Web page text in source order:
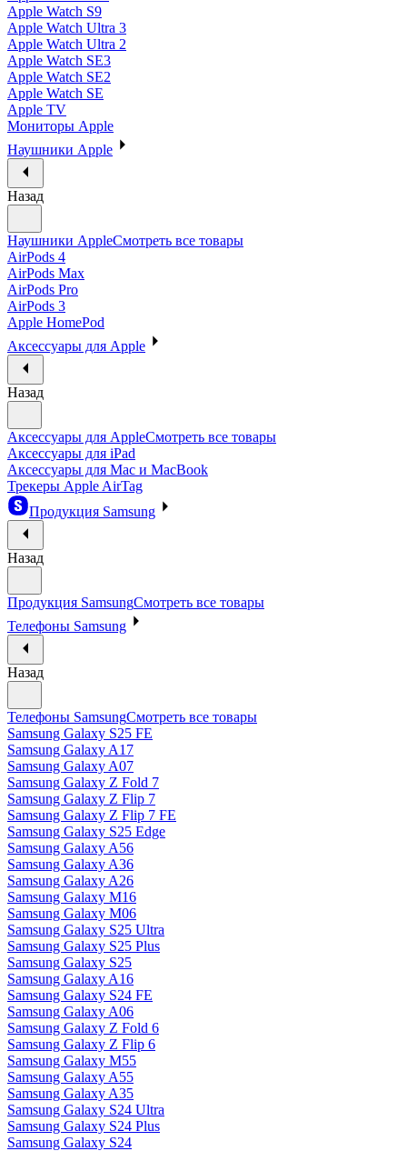
Apple Watch S9
Apple Watch Ultra 3
Apple Watch Ultra 2
Apple Watch SE3
Apple Watch SE2
Apple Watch SE
Apple TV
Мониторы Apple
Наушники Apple
Назад
Наушники AppleСмотреть все товары
AirPods 4
AirPods Max
AirPods Pro
AirPods 3
Apple HomePod
Аксессуары для Apple
Назад
Аксессуары для AppleСмотреть все товары
Аксессуары для iPad
Аксессуары для Mac и MacBook
Трекеры Apple AirTag
Продукция Samsung
Назад
Продукция SamsungСмотреть все товары
Телефоны Samsung
Назад
Телефоны SamsungСмотреть все товары
Samsung Galaxy S25 FE
Samsung Galaxy A17
Samsung Galaxy A07
Samsung Galaxy Z Fold 7
Samsung Galaxy Z Flip 7
Samsung Galaxy Z Flip 7 FE
Samsung Galaxy S25 Edge
Samsung Galaxy A56
Samsung Galaxy A36
Samsung Galaxy A26
Samsung Galaxy M16
Samsung Galaxy M06
Samsung Galaxy S25 Ultra
Samsung Galaxy S25 Plus
Samsung Galaxy S25
Samsung Galaxy A16
Samsung Galaxy S24 FE
Samsung Galaxy A06
Samsung Galaxy Z Fold 6
Samsung Galaxy Z Flip 6
Samsung Galaxy M55
Samsung Galaxy A55
Samsung Galaxy A35
Samsung Galaxy S24 Ultra
Samsung Galaxy S24 Plus
Samsung Galaxy S24